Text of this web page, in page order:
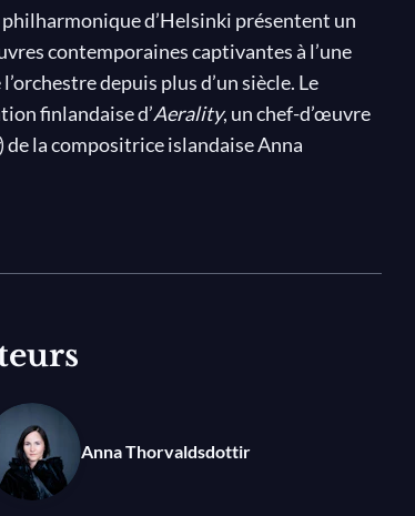
d’Helsinki présentent un
contemporaines captivantes à l’une
depuis plus d’un siècle. Le
finlandaise d’Aerality, un chef-d’œuvre
) de la compositrice islandaise Anna
avec l’hypnotisant
concerto pour violonsPrince of Clouds
Anna Thorvaldsdottir